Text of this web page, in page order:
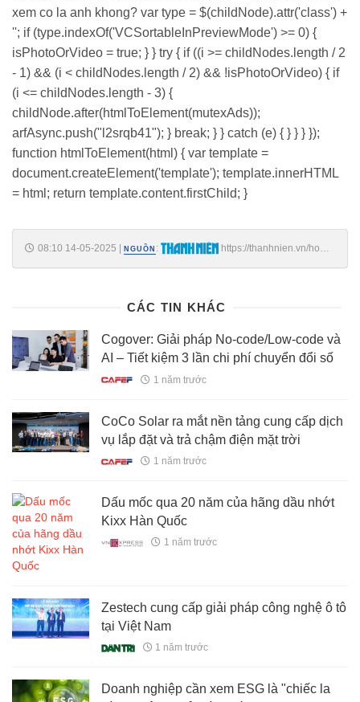
xem co la anh khong? var type = $(childNode).attr('class') +
''; if (type.indexOf('VCSortableInPreviewMode') >= 0) {
isPhotoOrVideo = true; } } try { if ((i >= childNodes.length / 2
- 1) && (i < childNodes.length / 2) && !isPhotoOrVideo) { if
(i <= childNodes.length - 3) {
childNode.after(htmlToElement(mutexAds));
arfAsync.push("l2srqb41"); } break; } } catch (e) { } } } });
function htmlToElement(html) { var template =
document.createElement('template'); template.innerHTML
= html; return template.content.firstChild; }
08:10 14-05-2025 | NGUỒN :
https://thanhnien.vn/hom-
CÁC TIN KHÁC
Cogover: Giải pháp No-code/Low-code và
AI – Tiết kiệm 3 lần chi phí chuyển đổi số
1 năm trước
CoCo Solar ra mắt nền tảng cung cấp dịch
vụ lắp đặt và trả chậm điện mặt trời
1 năm trước
Dấu mốc qua 20 năm của hãng dầu nhớt
Kixx Hàn Quốc
1 năm trước
Zestech cung cấp giải pháp công nghệ ô tô
tại Việt Nam
1 năm trước
Doanh nghiệp cần xem ESG là "chiếc la